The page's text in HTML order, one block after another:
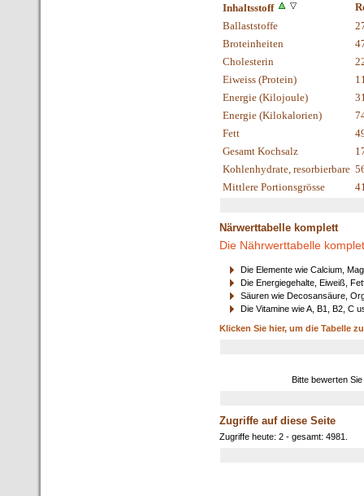
Inhaltsstoff
Ballaststoffe
Broteinheiten
Cholesterin
Eiweiss (Protein)
Energie (Kilojoule)
Energie (Kilokalorien)
Fett
Gesamt Kochsalz
Kohlenhydrate, resorbierbare
Mittlere Portionsgrösse
Närwerttabelle komplett
Die Nährwerttabelle
Die Elemente wie Calcium,
Die Energiegehalte, Eiweiß,
Säuren wie Decosansäure,
Die Vitamine wie A, B1, B2, C
Klicken Sie hier, um die Tabelle
Bitte bewerten
Zugriffe auf diese Seite
Zugriffe heute: 2 - gesamt: 4981.